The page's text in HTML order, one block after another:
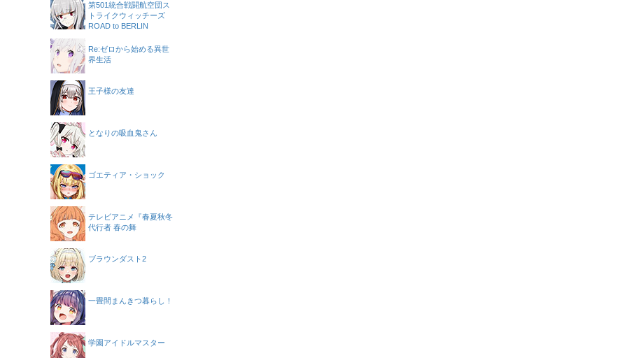
第501統合戦闘航空団ス
トライクウィッチーズ
ROAD to BERLIN
Re:ゼロから始める異世
界生活
王子様の友達
となりの吸血鬼さん
ゴエティア・ショック
テレビアニメ『春夏秋冬
代行者 春の舞
ブラウンダスト2
一畳間まんきつ暮らし！
学園アイドルマスター